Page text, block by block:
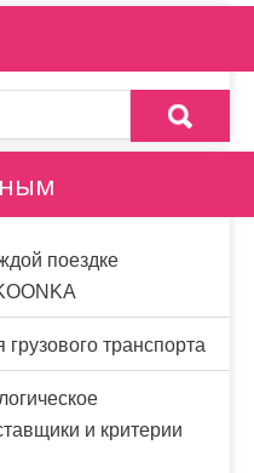
поездке
транспорта
и критерии